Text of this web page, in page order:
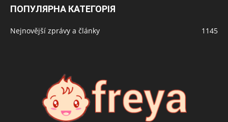
ПОПУЛЯРНА КАТЕГОРІЯ
Nejnovější zprávy a články 1145